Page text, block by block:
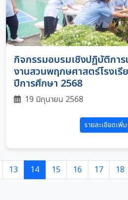
กิจกรรมอบรมเชิงปฏิบัติกา
งานสวนพฤกษศาสตร์โรงเรี
ปีการศึกษา 2568
19 มิถุนายน 2568
รายละเอียดเพิ่
13 14 15 16 17 18